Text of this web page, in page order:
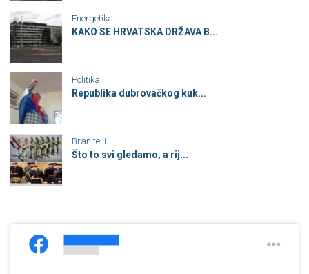
Energetika
KAKO SE HRVATSKA DRŽAVA B...
Politika
Republika dubrovačkog kuk...
Branitelji
Što to svi gledamo, a rij...